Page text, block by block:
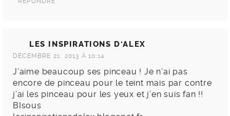
LES INSPIRATIONS D'ALEX
DÉCEMBRE 21, 2013 À 10:14
J’aime beaucoup ses pinceau ! Je n’ai pas
encore de pinceau pour le teint mais par contre
j’ai les pinceau pour les yeux et j’en suis fan !!
BIsous